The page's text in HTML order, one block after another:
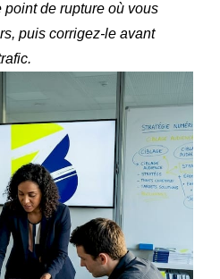
de rupture où vous
puis corrigez-le avant